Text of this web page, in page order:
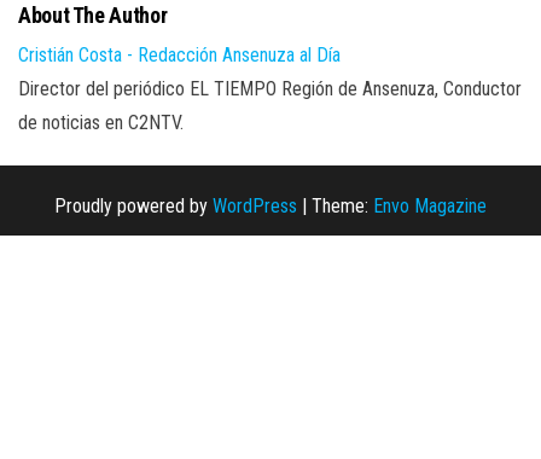
About The Author
Cristián Costa - Redacción Ansenuza al Día
Director del periódico EL TIEMPO Región de Ansenuza, Conductor
de noticias en C2NTV.
Proudly powered by WordPress | Theme: Envo Magazine